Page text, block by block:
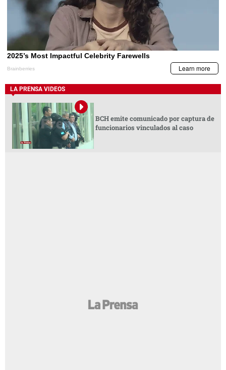
LA PRENSA VIDEOS
BCH emite comunicado por captura de
funcionarios vinculados al caso